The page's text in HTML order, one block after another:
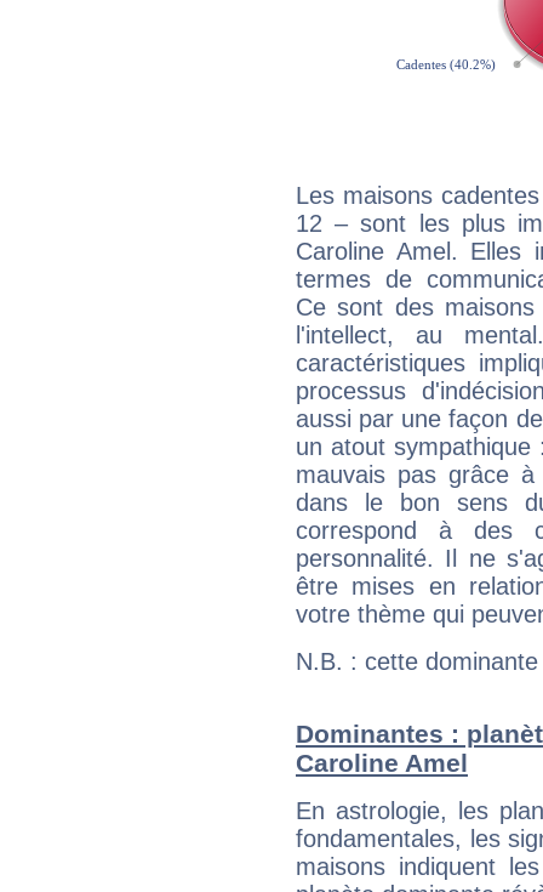
Les maisons
12 – sont les plus
Caroline Amel. Elles
termes de
Ce sont des
l'intellect, au
caractéristiques
processus
aussi par une façon
un atout
mauvais pas grâce
dans le bon sens
correspond à des
personnalité. Il ne
être mises en
votre thème qui
N.B. : cette
Dominantes :
Caroline Amel
En astrologie, les
fondamentales, les
maisons indiquent